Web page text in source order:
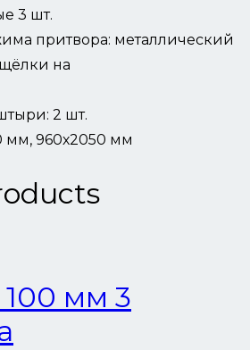
3 шт.
притвора: металлический
на
2 шт.
мм, 960х2050 мм
мм 3